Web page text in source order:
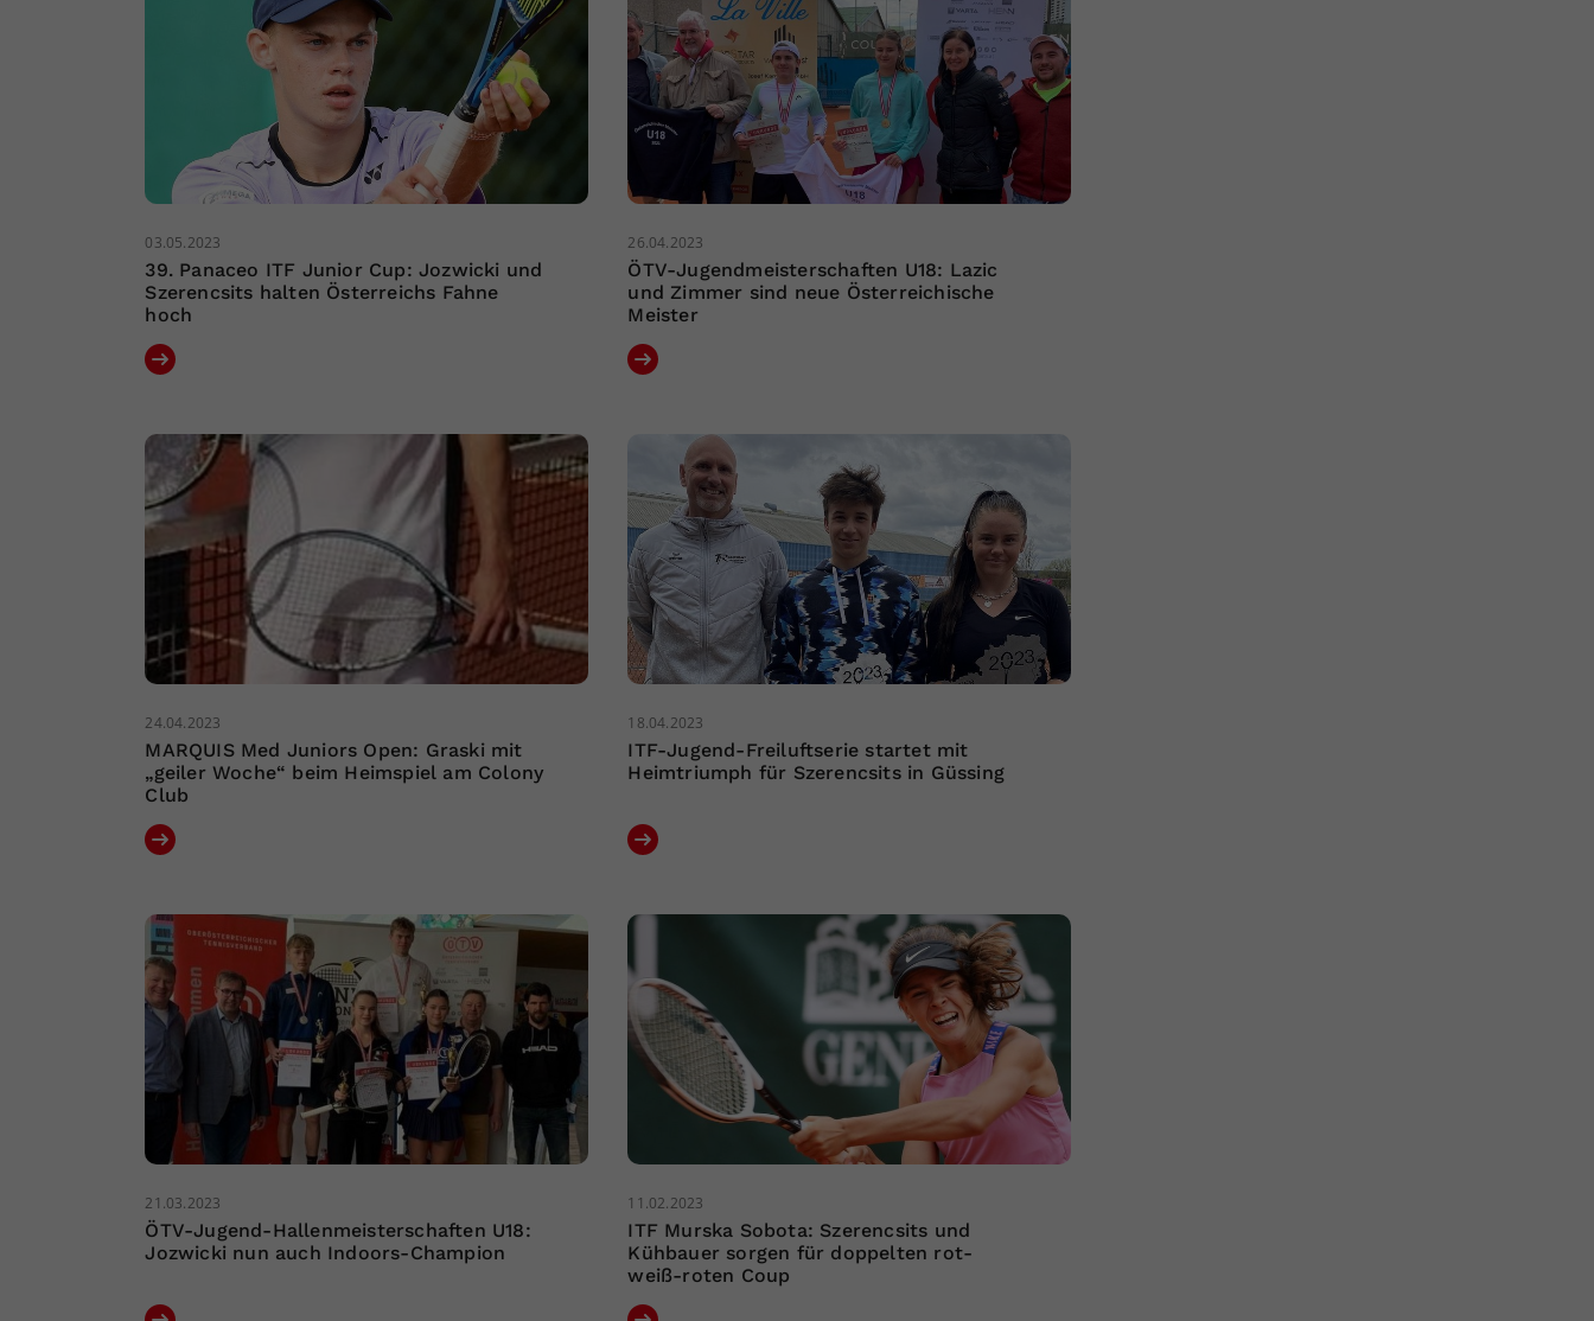
03.05.2023
39. Panaceo ITF Junior Cup: Jozwicki und
Szerencsits halten Österreichs Fahne
hoch
26.04.2023
ÖTV-Jugendmeisterschaften U18: Lazic
und Zimmer sind neue Österreichische
Meister
24.04.2023
MARQUIS Med Juniors Open: Graski mit
„geiler Woche“ beim Heimspiel am Colony
Club
18.04.2023
ITF-Jugend-Freiluftserie startet mit
Heimtriumph für Szerencsits in Güssing
21.03.2023
ÖTV-Jugend-Hallenmeisterschaften U18:
Jozwicki nun auch Indoors-Champion
11.02.2023
ITF Murska Sobota: Szerencsits und
Kühbauer sorgen für doppelten rot-
weiß-roten Coup